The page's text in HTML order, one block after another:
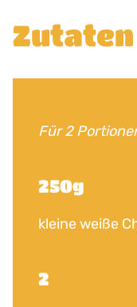
Zutaten
Für 2
250g
kleine weiße
2